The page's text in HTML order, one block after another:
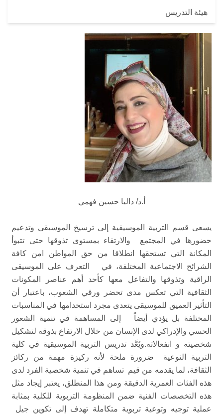
هيئة التدريس
أ.د/ داليا حسين فهمي
يسعى قسم التربية الموسيقية إلى ترسيخ الموسيقى وتدعيم
حضورها في المجتمع والارتقاء بمستوى تذوقها حتى تتبوأ
المكانة التي تستحقها انطلاقا من حق المواطن امن كافة
الشرائح الاجتماعية المختلفة، في التعرف على الموسيقى
الراقية وتذوقها والتفاعل معها كأحد أهم عناصر المكونات
الثقافية التي تعكس مدى تحضر ورقي الشعوب، باعتبار أن
التأثير العميق للموسيقى يتعدى مجرد استخدامها في المناسبات
المختلفة بل يؤدي أيضاً إلى المساهمة في تنمية الشعور
الحسي والإدراكي لدى الإنسان من خلال الارتفاع بذوقه لتشكيل
شخصيته و انفعالاته.ويُعَّد تدريس التربية الموسيقية في كلية
التربية النوعية ضرورة ملحة لأنه ركيزة مهمة من ركائز
الثقافة، لما يقدمه من قيم تساهم في تنمية شخصية الفرد لدى
هذه الفئات العمرية الدقيقة ومن هذا المنطلق، يعتبر إيجاد مثل
هذه التخصصات الفنية ضمن المنظومة التربوية للكلية بمثابة
عملية توجيه وتوعية تربوية متكاملة تهدف إلى تكوين جيل